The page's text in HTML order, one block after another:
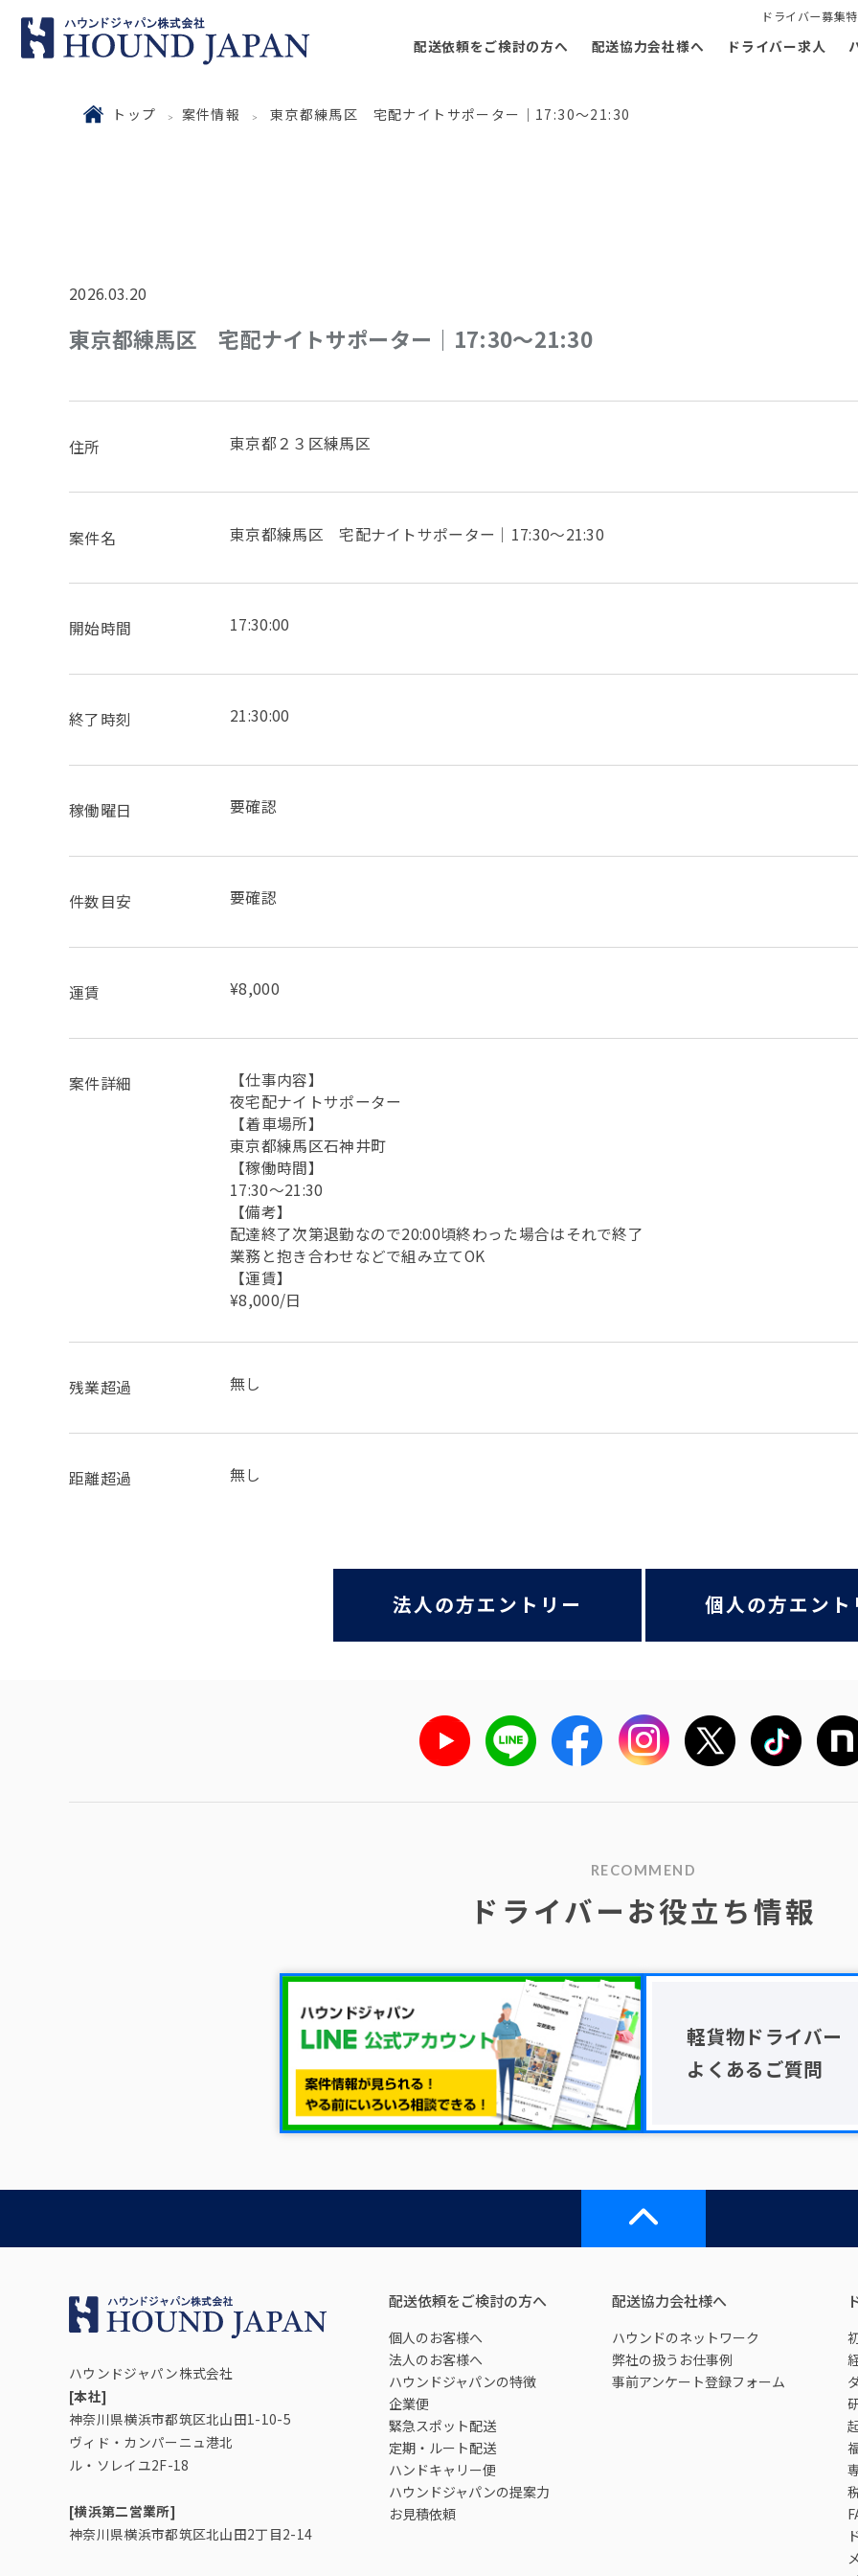
ドライバー募集
配送依頼をご検討の方へ 配送協力会社様へ ドライバー求人
トップ 案件情報 東京都練馬区 宅配ナイトサポーター｜17:30～21:30
2026.03.20
東京都練馬区 宅配ナイトサポーター｜17:30～21:30
住所 東京都２３区練馬区
案件名 東京都練馬区 宅配ナイトサポーター｜17:30～21:30
開始時間 17:30:00
終了時刻 21:30:00
稼働曜日 要確認
件数目安 要確認
運賃 ¥8,000
案件詳細
【仕事内容】
夜宅配ナイトサポーター
【着車場所】
東京都練馬区石神井町
【稼働時間】
17:30～21:30
【備考】
配達終了次第退勤なので20:00頃終わった場合はそれで終了
業務と抱き合わせなどで組み立てOK
【運賃】
¥8,000/日
残業超過 無し
距離超過 無し
法人の方エントリー 個人の方エント
RECOMMEND
ドライバーお役立ち情報
軽貨物ドライバー
よくあるご質問
ハウンドジャパン株式会社
[本社]
神奈川県横浜市都筑区北山田1-10-5
ヴィド・カンパーニュ港北
ル・ソレイユ2F-18
[横浜第二営業所]
神奈川県横浜市都筑区北山田2丁目2-14
配送依頼をご検討の方へ
個人のお客様へ
法人のお客様へ
ハウンドジャパンの特徴
企業便
緊急スポット配送
定期・ルート配送
ハンドキャリー便
ハウンドジャパンの提案力
お見積依頼
配送協力会社様へ
ハウンドのネットワーク
弊社の扱うお仕事例
事前アンケート登録フォーム